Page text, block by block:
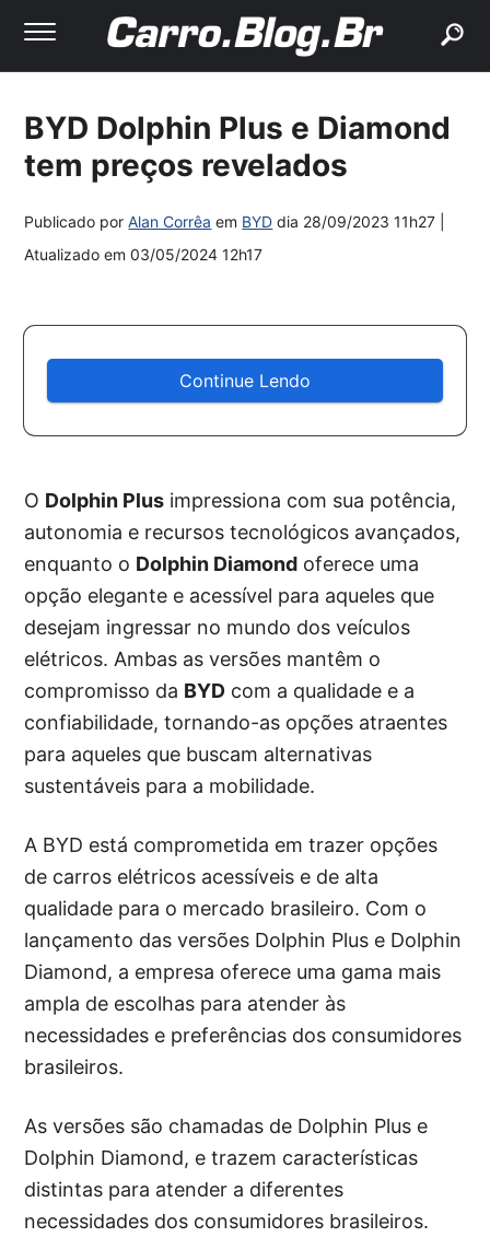
BYD Dolphin Plus e Diamond
tem preços revelados
Publicado porAlan Corrêa em BYD dia 28/09/2023 11h27
Atualizado em03/05/2024 12h17
Continue Lendo
O Dolphin Plus impressiona com sua potência,
autonomia e recursos tecnológicos avançados,
enquanto o Dolphin Diamond oferece uma
opção elegante e acessível para aqueles que
desejam ingressar no mundo dos veículos
elétricos. Ambas as versões mantêm o
compromisso da BYD com a qualidade e a
confiabilidade, tornando-as opções atraentes
para aqueles que buscam alternativas
sustentáveis para a mobilidade.
A BYD está comprometida em trazer opções
de carros elétricos acessíveis e de alta
qualidade para o mercado brasileiro. Com o
lançamento das versões Dolphin Plus e Dolphin
Diamond, a empresa oferece uma gama mais
ampla de escolhas para atender às
necessidades e preferências dos consumidores
brasileiros.
As versões são chamadas de Dolphin Plus e
Dolphin Diamond, e trazem características
distintas para atender a diferentes
necessidades dos consumidores brasileiros.